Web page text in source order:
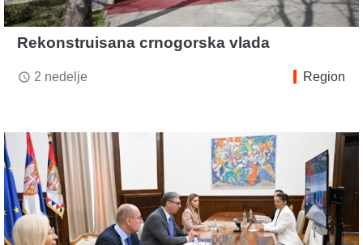
Rekonstruisana crnogorska vlada
access_time 2 nedelje Region